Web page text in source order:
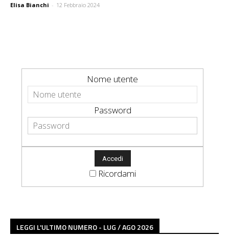
Elisa Bianchi - 12 Febbraio 2024
Nome utente
Password
Ricordami
LEGGI L'ULTIMO NUMERO - LUG / AGO 2026